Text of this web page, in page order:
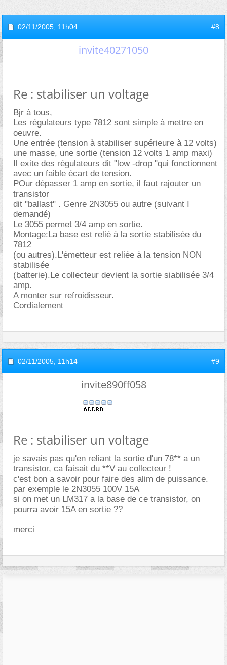
02/11/2005, 11h04 #8
invite40271050
Re : stabiliser un voltage
Bjr à tous,
Les régulateurs type 7812 sont simple à mettre en
oeuvre.
Une entrée (tension à stabiliser supérieure à 12 volts)
une masse, une sortie (tension 12 volts 1 amp maxi)
Il exite des régulateurs dit "low -drop "qui fonctionnent
avec un faible écart de tension.
POur dépasser 1 amp en sortie, il faut rajouter un
transistor
dit "ballast" . Genre 2N3055 ou autre (suivant I
demandé)
Le 3055 permet 3/4 amp en sortie.
Montage:La base est relié à la sortie stabilisée du
7812
(ou autres).L'émetteur est reliée à la tension NON
stabilisée
(batterie).Le collecteur devient la sortie siabilisée 3/4
amp.
A monter sur refroidisseur.
Cordialement
02/11/2005, 11h14 #9
invite890ff058
Re : stabiliser un voltage
je savais pas qu'en reliant la sortie d'un 78** a un
transistor, ca faisait du **V au collecteur !
c'est bon a savoir pour faire des alim de puissance.
par exemple le 2N3055 100V 15A
si on met un LM317 a la base de ce transistor, on
pourra avoir 15A en sortie ??
merci